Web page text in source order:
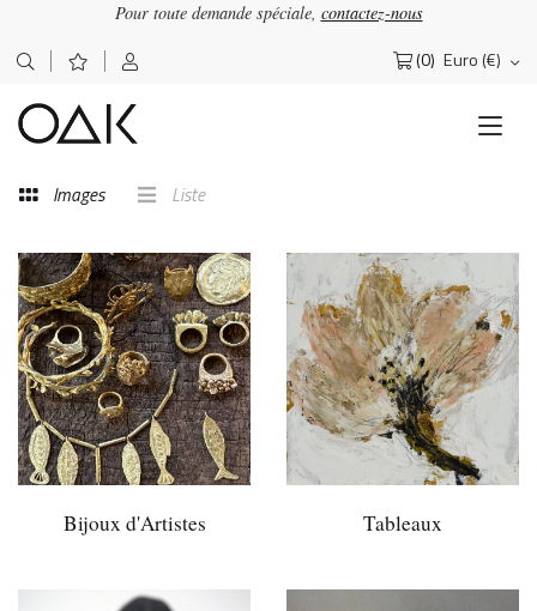
Pour toute demande spéciale, contactez-nous
(0) Euro (€)
Rechercher :
Images Liste
Bijoux d'Artistes Tableaux